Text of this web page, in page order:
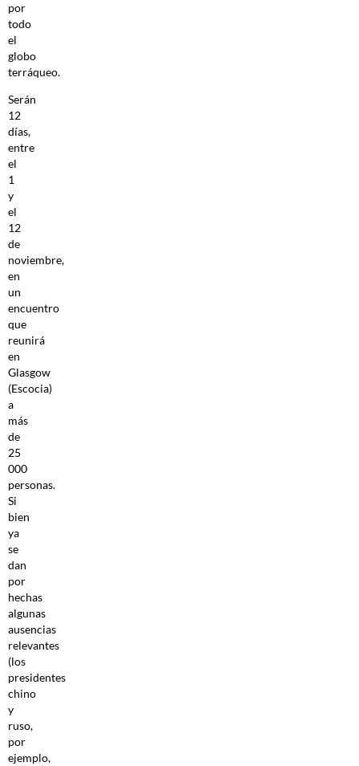
por
todo
el
globo
terráqueo.
Serán
12
días,
entre
el
1
y
el
12
de
noviembre,
en
un
encuentro
que
reunirá
en
Glasgow
(Escocia)
a
más
de
25
000
personas.
Si
bien
ya
se
dan
por
hechas
algunas
ausencias
relevantes
(los
presidentes
chino
y
ruso,
por
ejemplo,